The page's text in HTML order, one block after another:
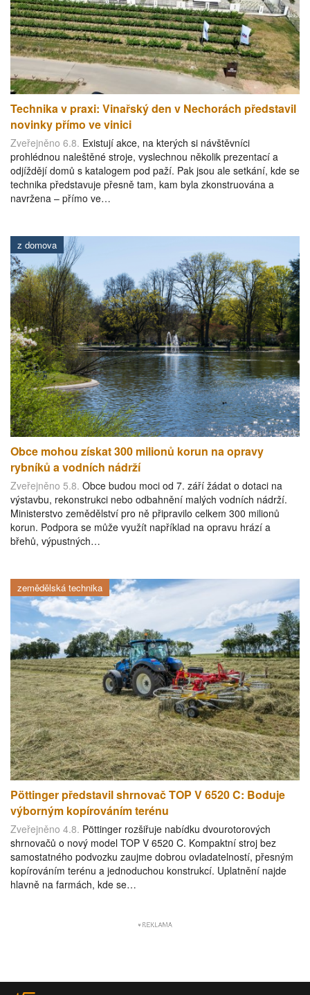
Technika v praxi: Vinařský den v Nechorách představil
novinky přímo ve vinici
Zveřejněno 6.8. Existují akce, na kterých si návštěvníci
prohlédnou naleštěné stroje, vyslechnou několik prezentací a
odjíždějí domů s katalogem pod paží. Pak jsou ale setkání, kde se
technika představuje přesně tam, kam byla zkonstruována a
navržena – přímo ve…
z domova
Obce mohou získat 300 milionů korun na opravy
rybníků a vodních nádrží
Zveřejněno 5.8. Obce budou moci od 7. září žádat o dotaci na
výstavbu, rekonstrukci nebo odbahnění malých vodních nádrží.
Ministerstvo zemědělství pro ně připravilo celkem 300 milionů
korun. Podpora se může využít například na opravu hrází a
břehů, výpustných…
zemědělská technika
Pöttinger představil shrnovač TOP V 6520 C: Boduje
výborným kopírováním terénu
Zveřejněno 4.8. Pöttinger rozšiřuje nabídku dvourotorových
shrnovačů o nový model TOP V 6520 C. Kompaktní stroj bez
samostatného podvozku zaujme dobrou ovladatelností, přesným
kopírováním terénu a jednoduchou konstrukcí. Uplatnění najde
hlavně na farmách, kde se…